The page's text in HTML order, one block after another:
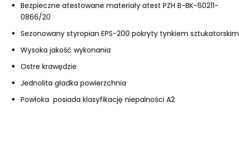
Bezpieczne atestowane materiały atest PZH B-BK-60211-
0866/20
Sezonowany styropian EPS-200 pokryty tynkiem sztukatorskim
Wysoka jakość wykonania
Ostre krawędzie
Jednolita gładka powierzchnia
Powłoka posiada klasyfikację niepalności A2